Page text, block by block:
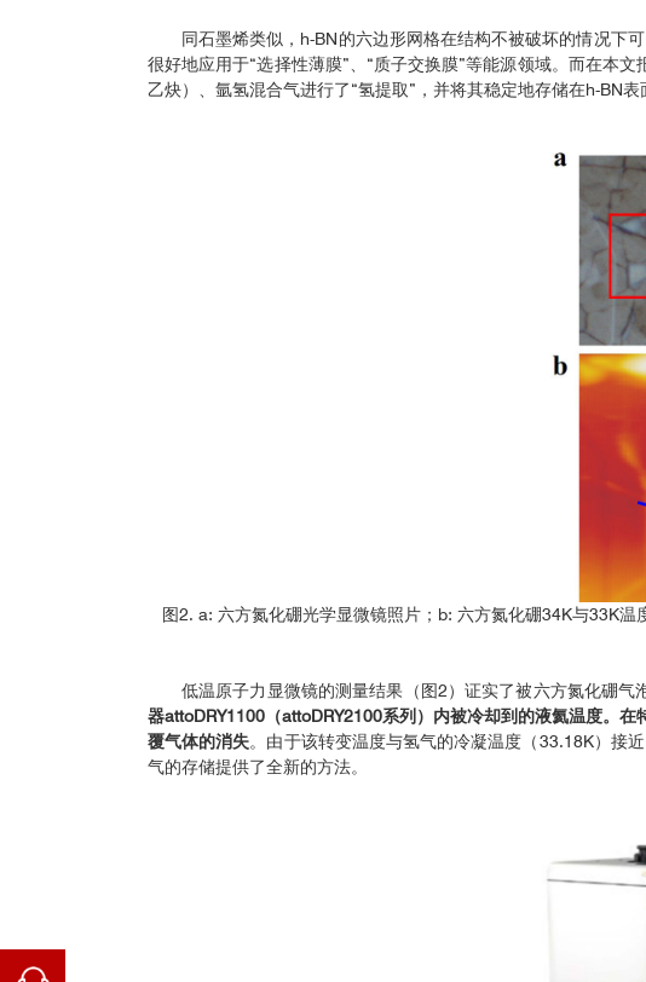
同石墨烯类似，h-BN的六边形网格在结构不被破坏的情况下
很好地应用于“选择性薄膜”、“质子交换膜”等能源领域。而在本
乙炔）、氩氢混合气进行了“氢提取”，并将其稳定地存储在h-BN表
图2. a: 六方氮化硼光学显微镜照片；b: 六方氮化硼34K与33K温
低温原子力显微镜的测量结果（图2）证实了被六方氮化硼气
器attoDRY1100（attoDRY2100系列）内被冷却到的液氦温度。
覆气体的消失。由于该转变温度与氢气的冷凝温度（33.18K）接
气的存储提供了全新的方法。